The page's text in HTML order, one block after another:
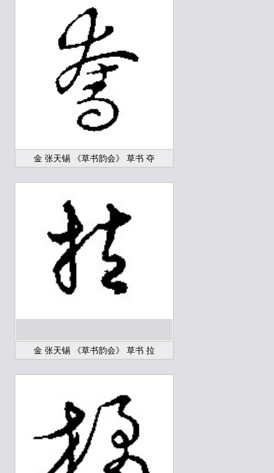
金 张天锡 《草书韵会》 草书 夺
金 张天锡 《草书韵会》 草书 拉